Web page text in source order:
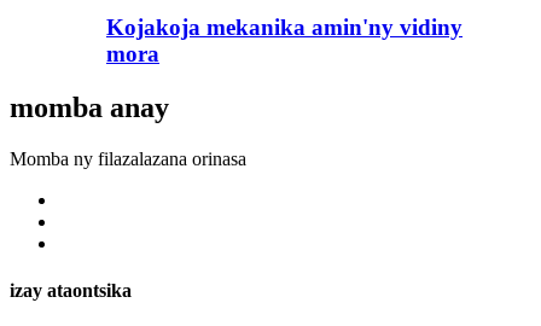
Kojakoja mekanika amin'ny vidiny
mora
momba anay
Momba ny filazalazana orinasa
izay ataontsika